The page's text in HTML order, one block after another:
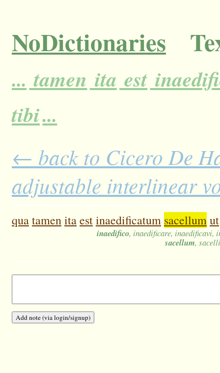
NoDictionaries
... tamen ita est
tibi...
← back to Cicero De
adjustable interlinear
quatamenitaestinaedificatum sacellumut
inaedifico, inaedificare, inaedificavi,
sacellum,